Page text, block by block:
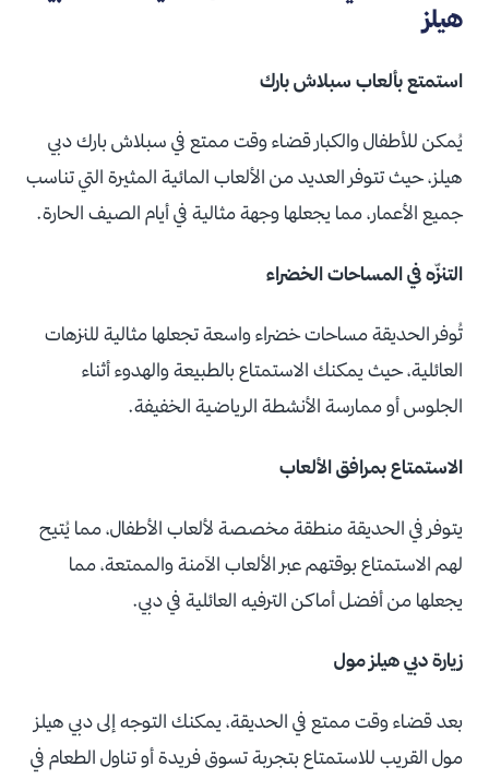
هيلز
استمتع بألعاب سبلاش بارك
يُمكن للأطفال والكبار قضاء وقت ممتع في سبلاش بارك دبي
هيلز، حيث تتوفر العديد من الألعاب المائية المثيرة التي تناسب
جميع الأعمار، مما يجعلها وجهة مثالية في أيام الصيف الحارة.
التنزّه في المساحات الخضراء
تُوفر الحديقة مساحات خضراء واسعة تجعلها مثالية للنزهات
العائلية، حيث يمكنك الاستمتاع بالطبيعة والهدوء أثناء
الجلوس أو ممارسة الأنشطة الرياضية الخفيفة.
الاستمتاع بمرافق الألعاب
يتوفر في الحديقة منطقة مخصصة لألعاب الأطفال، مما يُتيح
لهم الاستمتاع بوقتهم عبر الألعاب الآمنة والممتعة، مما
يجعلها من أفضل أماكن الترفيه العائلية في دبي.
زيارة دبي هيلز مول
بعد قضاء وقت ممتع في الحديقة، يمكنك التوجه إلى دبي هيلز
مول القريب للاستمتاع بتجربة تسوق فريدة أو تناول الطعام في